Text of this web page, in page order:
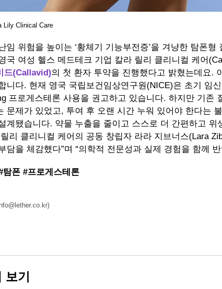
Lily Clinical Care
임 위험을 높이는 ‘황체기 기능부전증’을 겨냥한 탐폰
국 여성 헬스 메드테크 기업 칼라 릴리 클리니컬 케어
드(Callavid)의 첫 환자 투약을 진행했다고 밝혔는데요.
니다. 현재 영국 국립보건임상연구원(NICE)은 초기 임
프로게스테론 사용을 권고하고 있습니다. 하지만 기존
문제가 있었고, 투여 후 오랜 시간 누워 있어야 한다는
계됐습니다. 약물 누출을 줄이고 스스로 더 간편하고
리 클리니컬 케어의 공동 창립자 라라 지브너스(Lara
담을 체감했다”며 “의학적 전문성과 실제 경험을 함께
탐폰 #프로게스테론
기